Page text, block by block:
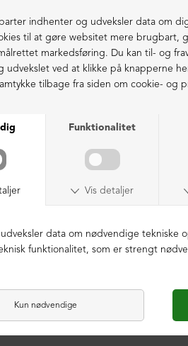
LIGNENDE PRODUKTER